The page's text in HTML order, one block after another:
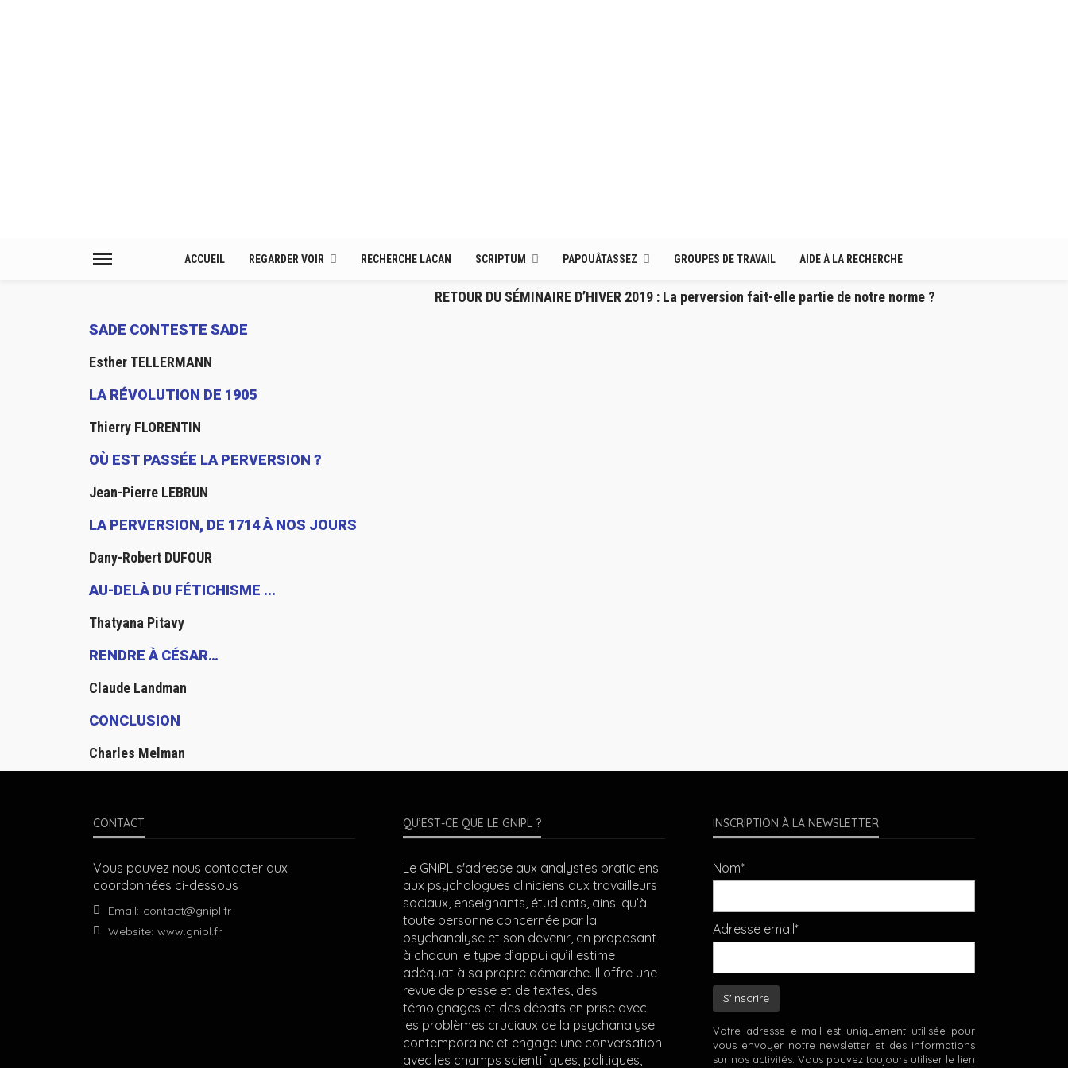
ACCUEIL REGARDER VOIR RECHERCHE LACAN SCRIPTUM PAPOUÂTASSEZ GROUPES DE TRAVAIL AIDE À LA RECHERCHE
RETOUR DU SÉMINAIRE D’HIVER 2019 : La perversion fait-elle partie de notre norme ?
SADE CONTESTE SADE
Esther TELLERMANN
LA RÉVOLUTION DE 1905
Thierry FLORENTIN
OÙ EST PASSÉE LA PERVERSION ?
Jean-Pierre LEBRUN
LA PERVERSION, DE 1714 À NOS JOURS
Dany-Robert DUFOUR
AU-DELÀ DU FÉTICHISME ...
Thatyana Pitavy
RENDRE À CÉSAR…
Claude Landman
CONCLUSION
Charles Melman
CONTACT
Vous pouvez nous contacter aux
coordonnées ci-dessous
Email: contact@gnipl.fr
Website: www.gnipl.fr
QU’EST-CE QUE LE GNIPL ?
Le GNiPL s'adresse aux analystes praticiens
aux psychologues cliniciens aux travailleurs
sociaux, enseignants, étudiants, ainsi qu’à
toute personne concernée par la
psychanalyse et son devenir, en proposant
à chacun le type d’appui qu’il estime
adéquat à sa propre démarche. Il offre une
revue de presse et de textes, des
témoignages et des débats en prise avec
les problèmes cruciaux de la psychanalyse
contemporaine et engage une conversation
avec les champs scientifiques, politiques,
INSCRIPTION À LA NEWSLETTER
Nom*
Adresse email*
Votre adresse e-mail est uniquement utilisée pour
vous envoyer notre newsletter et des informations
sur nos activités. Vous pouvez toujours utiliser le lien